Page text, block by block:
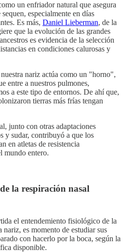
un enfriador natural que asegura
especialmente en días
Es más, Daniel Lieberman, de la
que la evolución de las grandes
es evidencia de la selección
en condiciones calurosas y
nariz actúa como un "horno",
entre a nuestros pulmones,
a este tipo de entornos. De ahí que,
tierras más frías tengan
junto con otras adaptaciones
y sudar, contribuyó a que los
en atletas de resistencia
mundo entero.
la respiración nasal
el entendemiento fisiológico de la
es momento de estudiar sus
con hacerlo por la boca, según la
disponible.